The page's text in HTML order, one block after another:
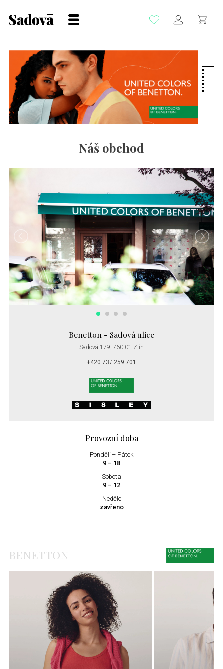
Náš obchod
Benetton - Sadová ulice
Sadová 179, 760 01 Zlín
+420 737 259 701
Provozní doba
Pondělí – Pátek
9 – 18
Sobota
9 – 12
Neděle
zavřeno
BENETTON